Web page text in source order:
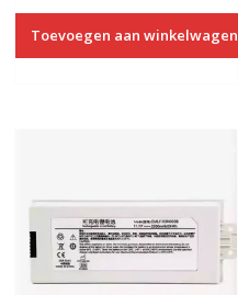
Toevoegen aan winkelwagen